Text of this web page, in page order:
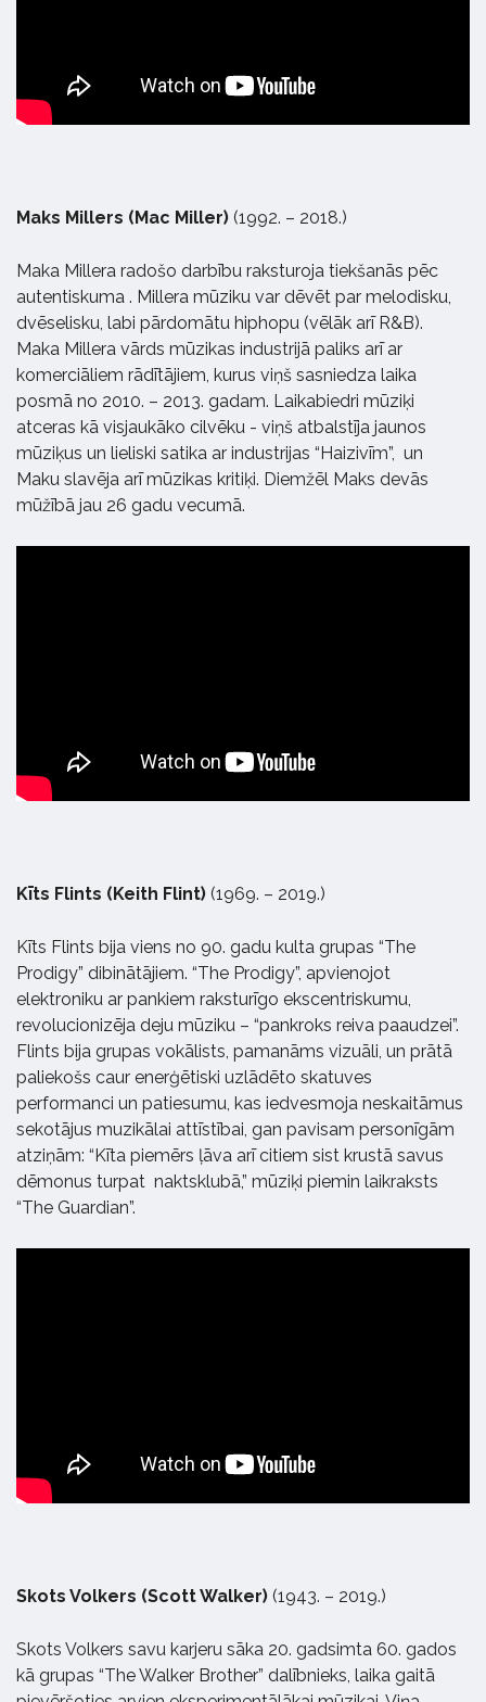
Maks Millers (Mac Miller) (1992. – 2018.)
Maka Millera radošo darbību raksturoja tiekšanās pēc
autentiskuma . Millera mūziku var dēvēt par melodisku,
dvēselisku, labi pārdomātu hiphopu (vēlāk arī R&B).
Maka Millera vārds mūzikas industrijā paliks arī ar
komerciāliem rādītājiem, kurus viņš sasniedza laika
posmā no 2010. – 2013. gadam. Laikabiedri mūziķi
atceras kā visjaukāko cilvēku - viņš atbalstīja jaunos
mūziķus un lieliski satika ar industrijas “Haizivīm”, un
Maku slavēja arī mūzikas kritiķi. Diemžēl Maks devās
mūžībā jau 26 gadu vecumā.
Kīts Flints (Keith Flint) (1969. – 2019.)
Kīts Flints bija viens no 90. gadu kulta grupas “The
Prodigy” dibinātājiem. “The Prodigy”, apvienojot
elektroniku ar pankiem raksturīgo ekscentriskumu,
revolucionizēja deju mūziku – “pankroks reiva paaudzei”.
Flints bija grupas vokālists, pamanāms vizuāli, un prātā
paliekošs caur enerģētiski uzlādēto skatuves
performanci un patiesumu, kas iedvesmoja neskaitāmus
sekotājus muzikālai attīstībai, gan pavisam personīgām
atziņām: “Kīta piemērs ļāva arī citiem sist krustā savus
dēmonus turpat naktsklubā,” mūziķi piemin laikraksts
“The Guardian”.
Skots Volkers (Scott Walker) (1943. – 2019.)
Skots Volkers savu karjeru sāka 20. gadsimta 60. gados
kā grupas “The Walker Brother” dalībnieks, laika gaitā